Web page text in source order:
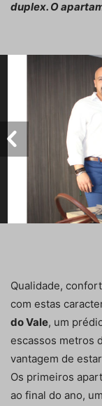
duplex. O
Qualidade,
com estas
do Vale, um
escassos metros
vantagem de
Os primeiros
ao final do ano,